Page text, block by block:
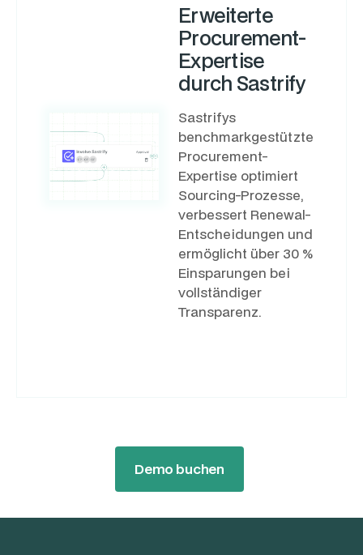
Erweiterte
Procurement-
Expertise
durch Sastrify
Sastrifys
benchmarkgestützte
Procurement-
Expertise optimiert
Sourcing-Prozesse,
verbessert Renewal-
Entscheidungen und
ermöglicht über 30 %
Einsparungen bei
vollständiger
Transparenz.
Demo buchen